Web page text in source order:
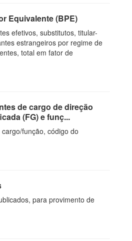
Equivalente (BPE)
efetivos, substitutos, titular-
estrangeiros por regime de
total em fator de
de cargo de direção
(FG) e funç...
função, código do
para provimento de